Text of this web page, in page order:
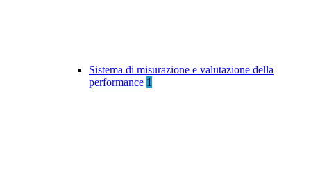
Sistema di misurazione e valutazione della
performance 1